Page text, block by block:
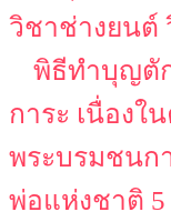
วิชาช่างยนต์
พิธีทำบุญตั
การะ เนื่องใ
พระบรมชนก
พ่อแห่งชาติ